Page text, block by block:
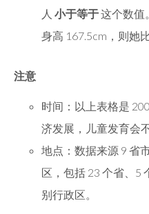
人 小于等于这个数值
身高 167.5cm，则她
注意
时间：以上表格是
济发展，儿童发育会
地点：数据来源 9 省
区，包括 23 个省、5
别行政区。